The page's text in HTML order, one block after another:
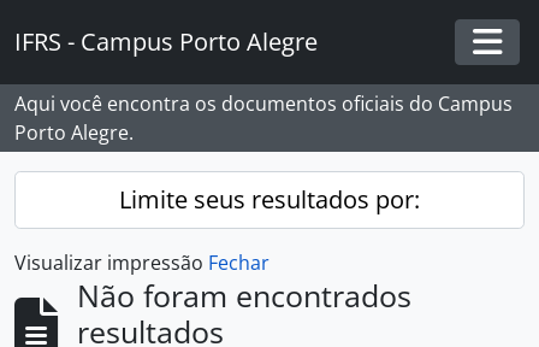
IFRS - Campus Porto Alegre
Aqui você encontra os documentos oficiais do Campus
Porto Alegre.
Limite seus resultados por:
Visualizar impressão Fechar
Não foram encontrados
resultados